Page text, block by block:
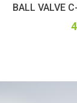
BALL VALVE